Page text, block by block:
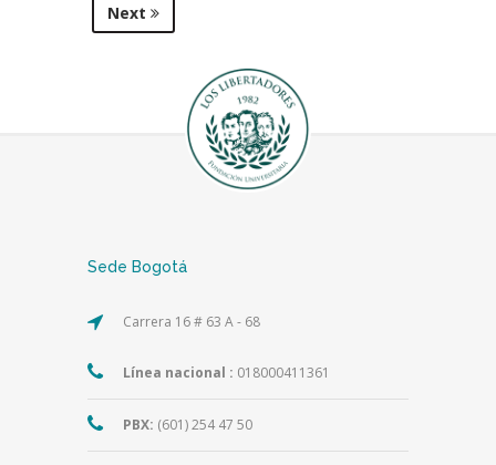
Next
Sede Bogotá
Carrera 16 # 63 A - 68
Línea nacional : 018000411361
PBX: (601) 254 47 50